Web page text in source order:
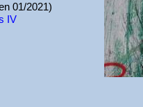
01/2021)
IV